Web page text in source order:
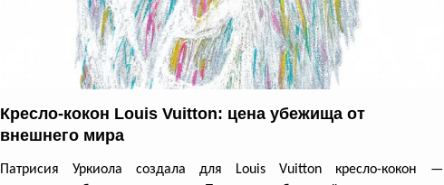
Кресло-кокон Louis Vuitton: цена убежища от
внешнего мира
Патрисия Уркиола создала для Louis Vuitton кресло-кокон —